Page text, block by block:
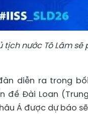
tịch nước Tô Lâm
diễn ra trong
đề Đài Loan
Á được dự báo